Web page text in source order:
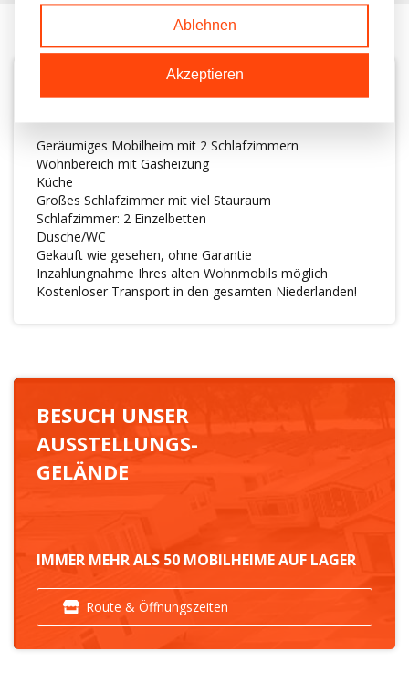
BESCHREIBUNG
Geräumiges Mobilheim mit 2 Schlafzimmern
Wohnbereich mit Gasheizung
Küche
Großes Schlafzimmer mit viel Stauraum
Schlafzimmer: 2 Einzelbetten
Dusche/WC
Gekauft wie gesehen, ohne Garantie
Inzahlungnahme Ihres alten Wohnmobils möglich
Kostenloser Transport in den gesamten Niederlanden!
BESUCH UNSER
AUSSTELLUNGS-
GELÄNDE
IMMER MEHR ALS 50 MOBILHEIME AUF LAGER
Route & Öffnungszeiten
Ablehnen
Akzeptieren